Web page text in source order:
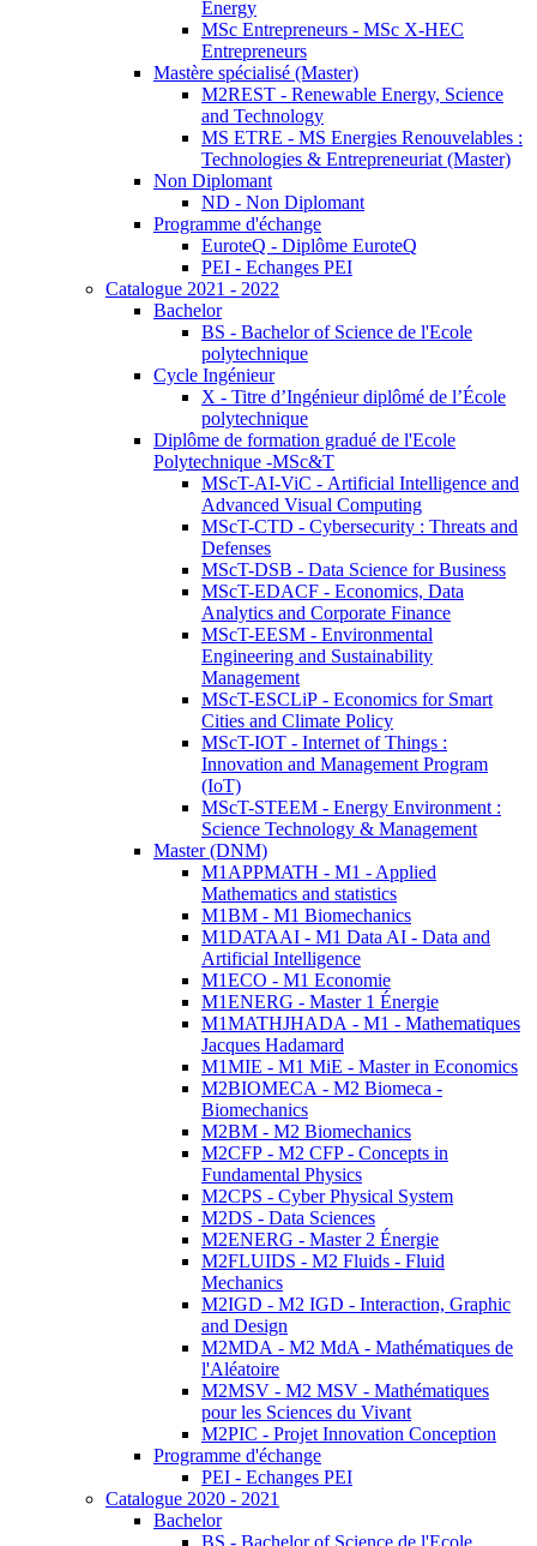
Energy
MSc Entrepreneurs - MSc X-HEC
Entrepreneurs
Mastère spécialisé (Master)
M2REST - Renewable Energy, Science
and Technology
MS ETRE - MS Energies Renouvelables :
Technologies & Entrepreneuriat (Master)
Non Diplomant
ND - Non Diplomant
Programme d'échange
EuroteQ - Diplôme EuroteQ
PEI - Echanges PEI
Catalogue 2021 - 2022
Bachelor
BS - Bachelor of Science de l'Ecole
polytechnique
Cycle Ingénieur
X - Titre d’Ingénieur diplômé de l’École
polytechnique
Diplôme de formation gradué de l'Ecole
Polytechnique -MSc&T
MScT-AI-ViC - Artificial Intelligence and
Advanced Visual Computing
MScT-CTD - Cybersecurity : Threats and
Defenses
MScT-DSB - Data Science for Business
MScT-EDACF - Economics, Data
Analytics and Corporate Finance
MScT-EESM - Environmental
Engineering and Sustainability
Management
MScT-ESCLiP - Economics for Smart
Cities and Climate Policy
MScT-IOT - Internet of Things :
Innovation and Management Program
(IoT)
MScT-STEEM - Energy Environment :
Science Technology & Management
Master (DNM)
M1APPMATH - M1 - Applied
Mathematics and statistics
M1BM - M1 Biomechanics
M1DATAAI - M1 Data AI - Data and
Artificial Intelligence
M1ECO - M1 Economie
M1ENERG - Master 1 Énergie
M1MATHJHADA - M1 - Mathematiques
Jacques Hadamard
M1MIE - M1 MiE - Master in Economics
M2BIOMECA - M2 Biomeca -
Biomechanics
M2BM - M2 Biomechanics
M2CFP - M2 CFP - Concepts in
Fundamental Physics
M2CPS - Cyber Physical System
M2DS - Data Sciences
M2ENERG - Master 2 Énergie
M2FLUIDS - M2 Fluids - Fluid
Mechanics
M2IGD - M2 IGD - Interaction, Graphic
and Design
M2MDA - M2 MdA - Mathématiques de
l'Aléatoire
M2MSV - M2 MSV - Mathématiques
pour les Sciences du Vivant
M2PIC - Projet Innovation Conception
Programme d'échange
PEI - Echanges PEI
Catalogue 2020 - 2021
Bachelor
BS - Bachelor of Science de l'Ecole